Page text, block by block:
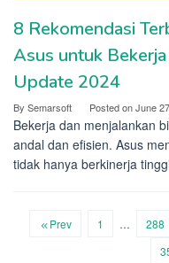
8 Rekomendasi
Asus untuk
Update 2024
By Semarsoft Posted onJune
Bekerja dan menjalankan
andal dan efisien. Asus
tidak hanya berkinerja
Prev 1 … 288